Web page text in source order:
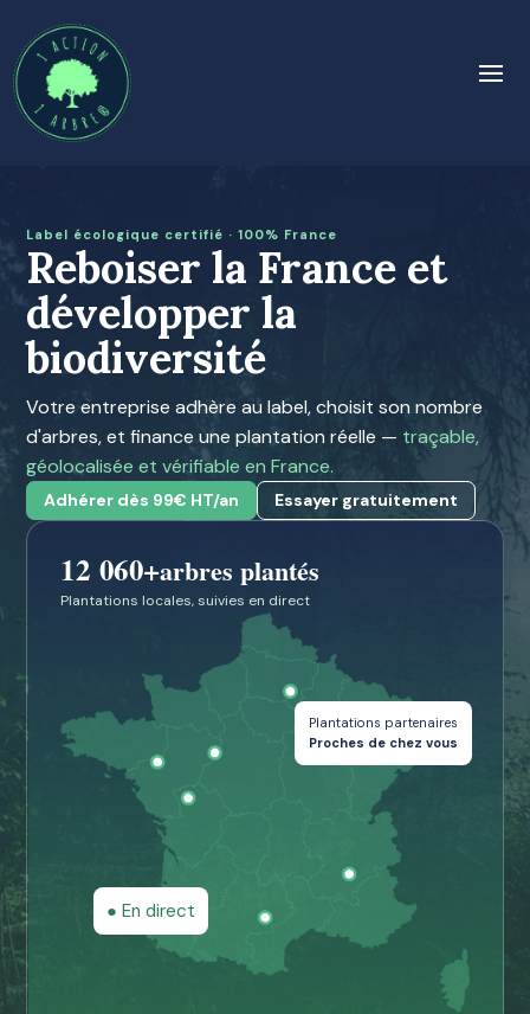
Label écologique certifié · 100% France
Reboiser la France et
développer la
biodiversité
Votre entreprise adhère au label, choisit son nombre
d'arbres, et finance une plantation réelle — traçable,
géolocalisée et vérifiable en France.
Adhérer dès 99€ HT/an Essayer gratuitement
12 060+arbres plantés
Plantations locales, suivies en direct
● En direct
Plantations partenaires
Proches de chez vous